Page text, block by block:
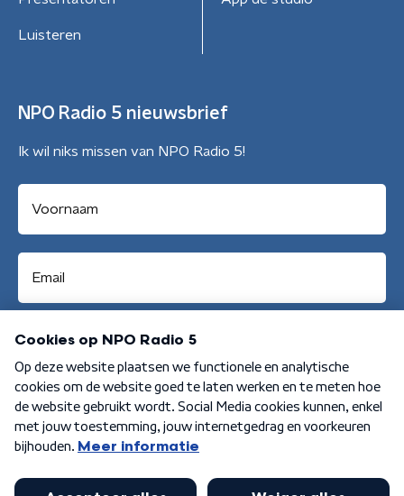
Luisteren
NPO Radio 5 nieuwsbrief
Ik wil niks missen van NPO Radio 5!
Aanmelden
Algemene voorwaarden